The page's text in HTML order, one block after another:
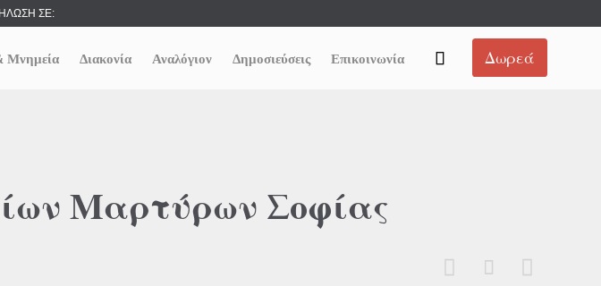
ΣΕ:
Μνημεία Διακονία Αναλόγιον Δημοσιεύσεις Επικοινωνία  Δωρεά
Μαρτύρων Σοφίας
  